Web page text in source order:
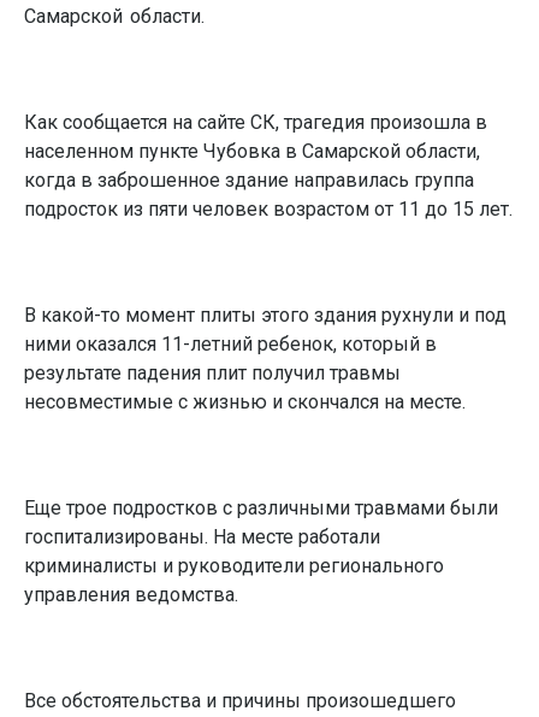
Самарской области.
Как сообщается на сайте СК, трагедия произошла в
населенном пункте Чубовка в Самарской области,
когда в заброшенное здание направилась группа
подросток из пяти человек возрастом от 11 до 15 лет.
В какой-то момент плиты этого здания рухнули и под
ними оказался 11-летний ребенок, который в
результате падения плит получил травмы
несовместимые с жизнью и скончался на месте.
Еще трое подростков с различными травмами были
госпитализированы. На месте работали
криминалисты и руководители регионального
управления ведомства.
Все обстоятельства и причины произошедшего